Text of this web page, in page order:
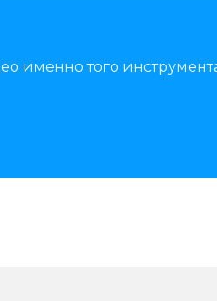
именно того